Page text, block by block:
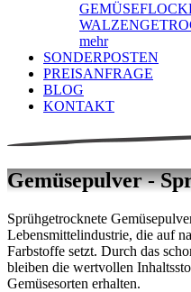
mehr
SONDERPOSTEN
PREISANFRAGE
BLOG
KONTAKT
Gemüsepulver -
Sprühgetrocknete
Lebensmittelindustrie, die auf
Farbstoffe setzt. Durch das
bleiben die wertvollen
Gemüsesorten erhalten.